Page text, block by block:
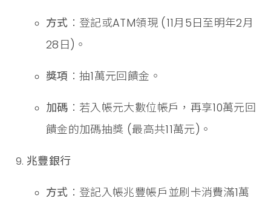
方式 ：登記或ATM領現 (11月5日至明年2月
28日)。
獎項 ：抽1萬元回饋金。
加碼 ：若入帳元大數位帳戶，再享10萬元回
饋金的加碼抽獎 (最高共11萬元)。
兆豐銀行
方式 ：登記入帳兆豐帳戶並刷卡消費滿1萬